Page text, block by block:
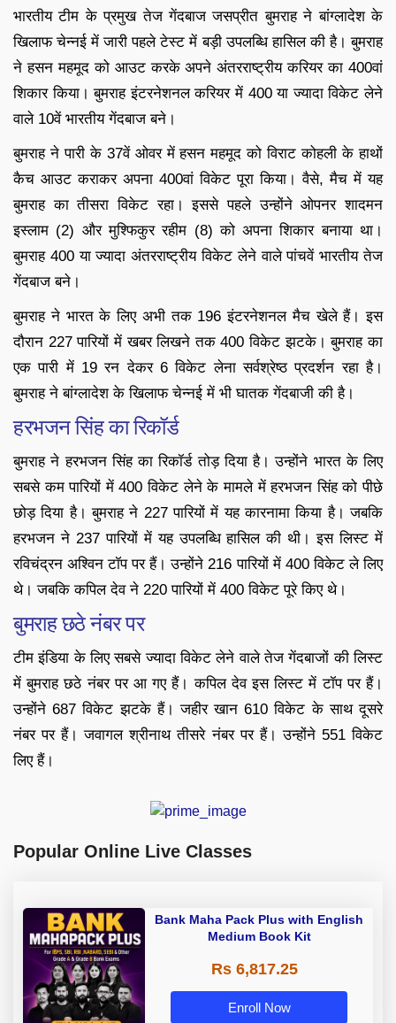
भारतीय टीम के प्रमुख तेज गेंदबाज जसप्रीत बुमराह ने बांग्‍लादेश के
खिलाफ चेन्‍नई में जारी पहले टेस्‍ट में बड़ी उपलब्धि हासिल की है। बुमराह
ने हसन महमूद को आउट करके अपने अंतरराष्‍ट्रीय करियर का 400वां
शिकार किया। बुमराह इंटरनेशनल करियर में 400 या ज्‍यादा विकेट लेने
वाले 10वें भारतीय गेंदबाज बने।
बुमराह ने पारी के 37वें ओवर में हसन महमूद को विराट कोहली के हाथों
कैच आउट कराकर अपना 400वां विकेट पूरा किया। वैसे, मैच में यह
बुमराह का तीसरा विकेट रहा। इससे पहले उन्‍होंने ओपनर शादमन
इस्लाम (2) और मुश्फिकुर रहीम (8) को अपना शिकार बनाया था।
बुमराह 400 या ज्‍यादा अंतरराष्‍ट्रीय विकेट लेने वाले पांचवें भारतीय तेज
गेंदबाज बने।
बुमराह ने भारत के लिए अभी तक 196 इंटरनेशनल मैच खेले हैं। इस
दौरान 227 पारियों में खबर लिखने तक 400 विकेट झटके। बुमराह का
एक पारी में 19 रन देकर 6 विकेट लेना सर्वश्रेष्ठ प्रदर्शन रहा है।
बुमराह ने बांग्लादेश के खिलाफ चेन्नई में भी घातक गेंदबाजी की है।
हरभजन सिंह का रिकॉर्ड
बुमराह ने हरभजन सिंह का रिकॉर्ड तोड़ दिया है। उन्होंने भारत के लिए
सबसे कम पारियों में 400 विकेट लेने के मामले में हरभजन सिंह को पीछे
छोड़ दिया है। बुमराह ने 227 पारियों में यह कारनामा किया है। जबकि
हरभजन ने 237 पारियों में यह उपलब्धि हासिल की थी। इस लिस्ट में
रविचंद्रन अश्विन टॉप पर हैं। उन्होंने 216 पारियों में 400 विकेट ले लिए
थे। जबकि कपिल देव ने 220 पारियों में 400 विकेट पूरे किए थे।
बुमराह छठे नंबर पर
टीम इंडिया के लिए सबसे ज्यादा विकेट लेने वाले तेज गेंदबाजों की लिस्ट
में बुमराह छठे नंबर पर आ गए हैं। कपिल देव इस लिस्ट में टॉप पर हैं।
उन्होंने 687 विकेट झटके हैं। जहीर खान 610 विकेट के साथ दूसरे
नंबर पर हैं। जवागल श्रीनाथ तीसरे नंबर पर हैं। उन्होंने 551 विकेट
लिए हैं।
Popular Online Live Classes
Bank Maha Pack Plus with English
Medium Book Kit
Rs 6,817.25
Enroll Now